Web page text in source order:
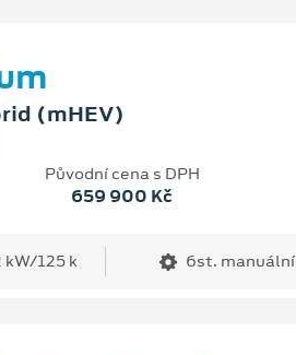
(mHEV)
Původní cena s DPH
659 900 Kč
kW/125 k 6st. manuální